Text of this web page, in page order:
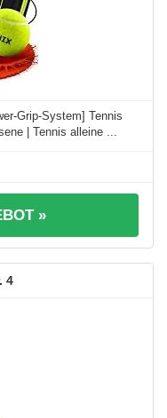
Grip-System] Tennis
| Tennis alleine ...
»
4